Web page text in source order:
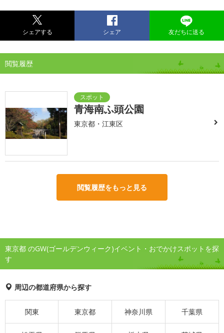
シェアする シェア 友だちに送る
閲覧履歴
青海南ふ頭公園
東京都・江東区
閲覧履歴をもっと見る
東京都 のGW(ゴールデンウィーク)イベント・おでかけスポットを探
す
周辺の都道府県から探す
関東 東京都 神奈川県 千葉県